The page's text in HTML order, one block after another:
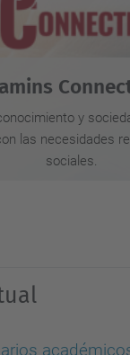
y
las necesidades
sociales.